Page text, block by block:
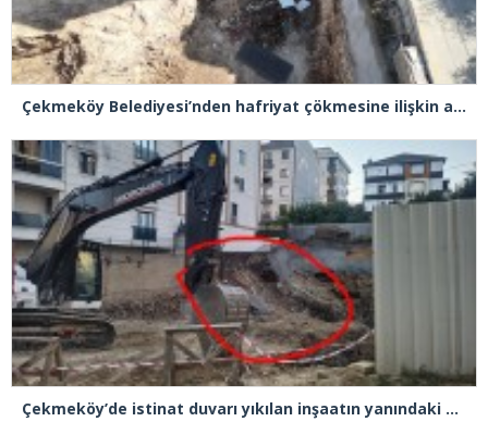
Çekmeköy Belediyesi’nden hafriyat çökmesine ilişkin açıklama
Çekmeköy’de istinat duvarı yıkılan inşaatın yanındaki 5 katlı bina boşaltıldı